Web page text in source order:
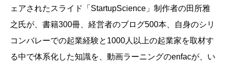
ェアされたスライド「StartupScience」制作者の田所雅
之氏が、書籍300冊、経営者のブログ500本、自身のシリ
コンバレーでの起業経験と1000人以上の起業家を取材す
る中で体系化した知識を、動画ラーニングのenfacが、い